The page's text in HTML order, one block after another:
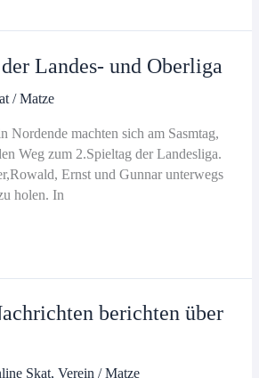
Landes- und Oberliga
/Matze
Nordende machten sich am Sasmtag,
Weg zum 2.Spieltag der Landesliga.
Ernst und Gunnar unterwegs
holen. In
berichten über
Skat, Verein /Matze